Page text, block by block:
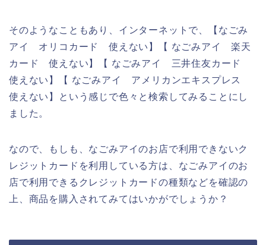
そのようなこともあり、インターネットで、【なごみ
アイ オリコカード 使えない】【 なごみアイ 楽天
カード 使えない】【 なごみアイ 三井住友カード
使えない】【 なごみアイ アメリカンエキスプレス
使えない】という感じで色々と検索してみることにし
ました。
なので、もしも、なごみアイのお店で利用できないク
レジットカードを利用している方は、なごみアイのお
店で利用できるクレジットカードの種類などを確認の
上、商品を購入されてみてはいかがでしょうか？